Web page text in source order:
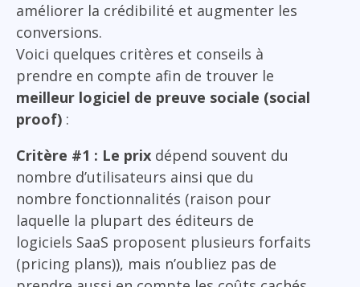
améliorer la crédibilité et augmenter les
conversions.
Voici quelques critères et conseils à
prendre en compte afin de trouver le
meilleur logiciel de preuve sociale (social
proof) :
Critère #1 : Le prix dépend souvent du
nombre d’utilisateurs ainsi que du
nombre fonctionnalités (raison pour
laquelle la plupart des éditeurs de
logiciels SaaS proposent plusieurs forfaits
(pricing plans)), mais n’oubliez pas de